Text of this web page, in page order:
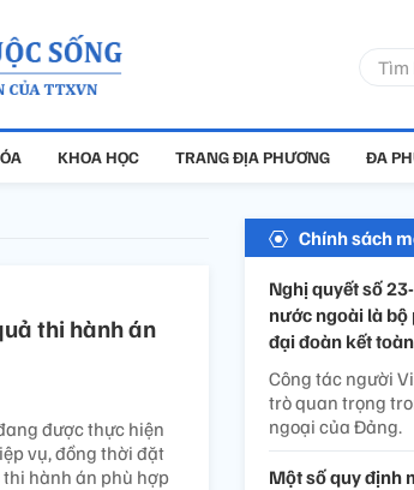
KHOA HỌC TRANG ĐỊA PHƯƠNG ĐA
thi hành án
được thực hiện
vụ, đồng thời đặt
hành án phù hợp
Chính sách
Nghị quyết số
nước ngoài là
đại đoàn kết
Công tác người
trò quan trọng
ngoại của Đảng.
Một số quy định